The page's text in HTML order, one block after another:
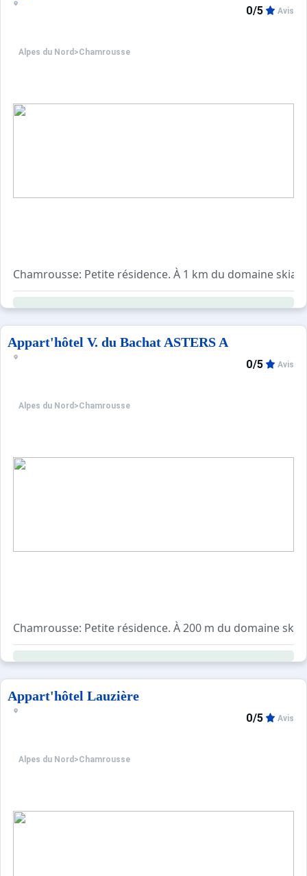
Alpes du Nord >Chamrousse
0/5 Avis
Chamrousse: Petite résidence. À 1 km du domaine
Appart'hôtel V. du Bachat ASTERS A
Alpes du Nord >Chamrousse
0/5 Avis
Chamrousse: Petite résidence. À 200 m du domaine
Appart'hôtel Lauzière
Alpes du Nord >Chamrousse
0/5 Avis